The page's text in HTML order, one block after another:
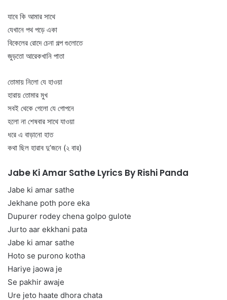
যাবে কি আমার সাথে
যেখানে পথ পড়ে একা
বিকেলের রোদে চেনা গল্প গুলোতে
জুড়তো আরেকখানি পাতা
তোমায় নিলো যে হাওয়া
হারায় তোমার মুখ
সবই থেকে গেলো যে গোপনে
হলো না শেষবার সাথে যাওয়া
ধরে এ বাড়ানো হাত
কথা ছিল হারাব দু’জনে (২ বার)
Jabe Ki Amar Sathe Lyrics By Rishi Panda
Jabe ki amar sathe
Jekhane poth pore eka
Dupurer rodey chena golpo gulote
Jurto aar ekkhani pata
Jabe ki amar sathe
Hoto se purono kotha
Hariye jaowa je
Se pakhir awaje
Ure jeto haate dhora chata